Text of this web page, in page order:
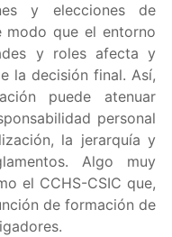
y elecciones de
modo que el entorno
y roles afecta y
la decisión final. Así,
puede atenuar
personal
la jerarquía y
Algo muy
el CCHS-CSIC que,
de formación de